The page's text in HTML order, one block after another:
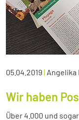
05.04.2019| Angelika
Wir haben
Über 4.000 und